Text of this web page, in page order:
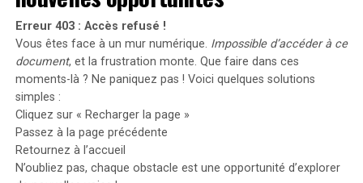
Unerémunérationinjuste est un facteur majeur
contribuant à l’épuisement des résidents. Selon une
enquête en ligne, 76 % des résidents estiment qu’ils ne
sont pas suffisamment rémunérés pour leur travail.
Malgré des semaines de travail pouvant atteindre 80
heures, les résidents de première année gagnent en
moyenne 62 722 dollars par an. Dans certaines semaines
éprouvantes, cela revient à environ 12 dollars de
l’heure, et 64 % des résidents rapportent que leur
Erreur 403 : Accès refusé !
Vous êtes face à un mur numérique. Impossible d’accéder à ce
document, et la frustration monte. Que faire dans ces
moments-là ? Ne paniquez pas ! Voici quelques solutions
simples :
Cliquez sur « Recharger la page »
Passez à la page précédente
Retournez à l’accueil
N’oubliez pas, chaque obstacle est une opportunité d’explorer